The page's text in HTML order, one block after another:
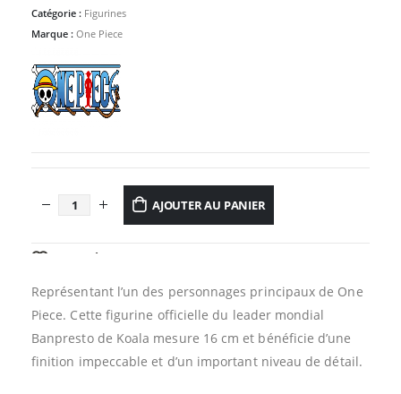
Catégorie : Figurines
Marque : One Piece
AJOUTER AU PANIER
AJOUTER À LA LISTE D’ENVIES
Représentant l’un des personnages principaux de One
Piece. Cette figurine officielle du leader mondial
Banpresto de Koala mesure 16 cm et bénéficie d’une
finition impeccable et d’un important niveau de détail.